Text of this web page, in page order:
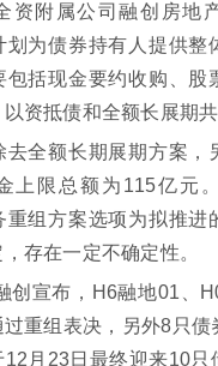
资附属公司融创房地
划为债券持有人提供整
包括现金要约收购、股
资抵债和全额长展期共
去全额长期展期方案，
上限总额为115亿元
重组方案选项为拟推进
存在一定不确定性。
创宣布，H6融地01、
重组表决，另外8只债
12月23日最终迎来10只